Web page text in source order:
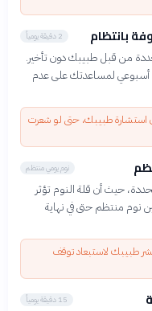
بانتظام 2 دقيقة يومياً
من قبل طبيبك دون تأخير.
أسبوعي لمساعدتك على عدم
استشارة طبيبك، حتى لو شعرت
نوم يومي منتظم
محددة، حيث أن قلة النوم تؤثر
نوم منتظم حتى في نهاية
طبيبك لاستبعاد توقف
15 دقيقة يومياً